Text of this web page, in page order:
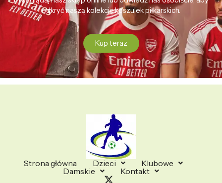
odkryć naszą kolekcję koszulek piłkarskich.
Kup teraz
Strona główna Dzieci
Klubowe
Damskie
Kontakt